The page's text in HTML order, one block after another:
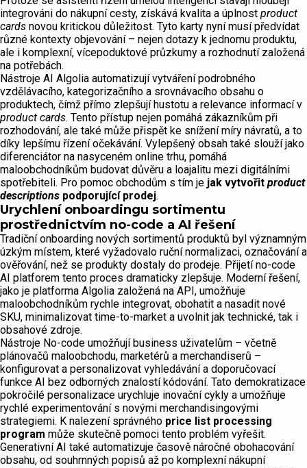
integrováni do nákupní cesty, získává kvalita a úplnost product
cards novou kritickou důležitost. Tyto karty nyní musí předvídat
různé kontexty objevování – nejen dotazy k jednomu produktu,
ale i komplexní, vícepoduktové průzkumy a rozhodnutí založená
na potřebách.
Nástroje AI Algolia automatizují vytváření podrobného
vzdělávacího, kategorizačního a srovnávacího obsahu o
produktech, čímž přímo zlepšují hustotu a relevance informací v
product cards. Tento přístup nejen pomáhá zákazníkům při
rozhodování, ale také může přispět ke snížení míry návratů, a to
díky lepšímu řízení očekávání. Vylepšený obsah také slouží jako
diferenciátor na nasyceném online trhu, pomáhá
maloobchodníkům budovat důvěru a loajalitu mezi digitálními
spotřebiteli. Pro pomoc obchodům s tím je jak vytvořit product
descriptions podporující prodej.
Urychlení onboardingu sortimentu
prostřednictvím no-code a AI řešení
Tradiční onboarding nových sortimentů produktů byl významným
úzkým místem, které vyžadovalo ruční normalizaci, označování a
ověřování, než se produkty dostaly do prodeje. Přijetí no-code
AI platforem tento proces dramaticky zlepšuje. Moderní řešení,
jako je platforma Algolia založená na API, umožňuje
maloobchodníkům rychle integrovat, obohatit a nasadit nové
SKU, minimalizovat time-to-market a uvolnit jak technické, tak i
obsahové zdroje.
Nástroje No-code umožňují business uživatelům – včetně
plánovačů maloobchodu, marketérů a merchandiserů –
konfigurovat a personalizovat vyhledávání a doporučovací
funkce AI bez odborných znalostí kódování. Tato demokratizace
pokročilé personalizace urychluje inovační cykly a umožňuje
rychlé experimentování s novými merchandisingovými
strategiemi. K nalezení správného price list processing
program může skutečně pomoci tento problém vyřešit.
Generativní AI také automatizuje časově náročné obohacování
obsahu, od souhrnných popisů až po komplexní nákupní